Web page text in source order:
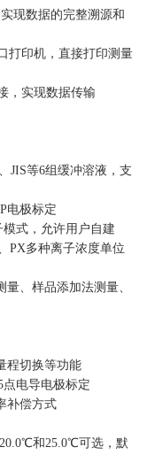
现数据的完整溯源和
打印机，直接打印测量
，实现数据传输
JIS等6组缓冲溶液，支
电极标定
式，允许用户自建
PX多种离子浓度单位
、样品添加法测量、
程切换等功能
电导电极标定
补偿方式
和25.0℃可选，默